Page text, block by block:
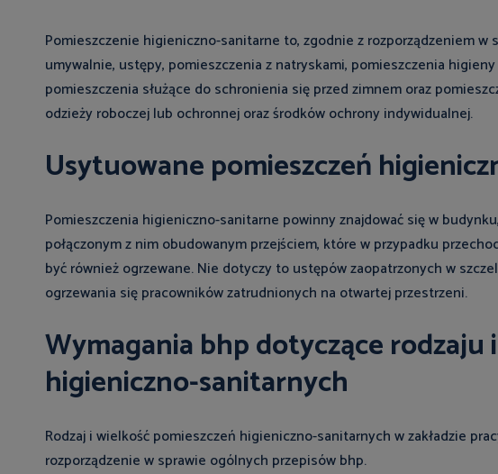
Pomieszczenie higieniczno-sanitarne to, zgodnie z rozporządzeniem
umywalnie, ustępy, pomieszczenia z natryskami, pomieszczenia
pomieszczenia służące do schronienia się przed zimnem oraz
odzieży roboczej lub ochronnej oraz środków ochrony indywidualnej.
Usytuowane pomieszczeń
Pomieszczenia higieniczno-sanitarne powinny znajdować się w
połączonym z nim obudowanym przejściem, które w przypadku
być również ogrzewane. Nie dotyczy to ustępów zaopatrzonych w
ogrzewania się pracowników zatrudnionych na otwartej przestrzeni.
Wymagania bhp dotyczące rodzaju
higieniczno-sanitarnych
Rodzaj i wielkość pomieszczeń higieniczno-sanitarnych w zakładzie
rozporządzenie w sprawie ogólnych przepisów bhp.